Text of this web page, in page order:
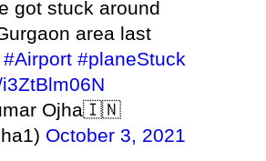
got stuck around
area last
#Airport #planeStuck
Ojha🇮🇳
October 3, 2021